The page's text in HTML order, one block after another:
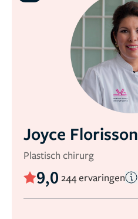
Joyce Florisson
Plastisch chirurg
9,0 244 ervaringen